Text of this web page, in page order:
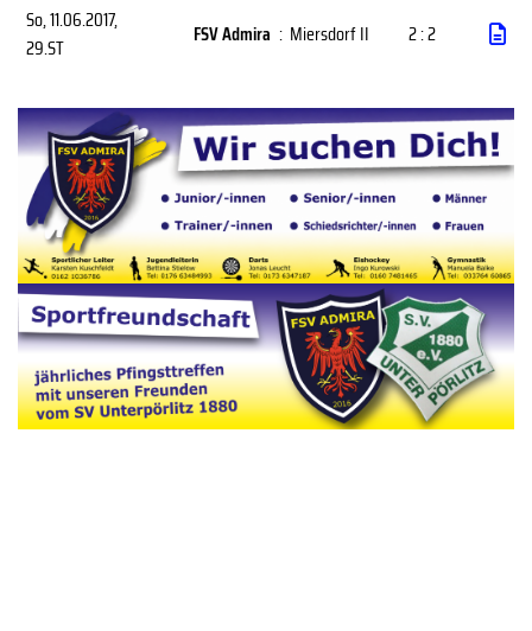
So, 11.06.2017,
29.ST
FSV Admira : Miersdorf II 2 : 2